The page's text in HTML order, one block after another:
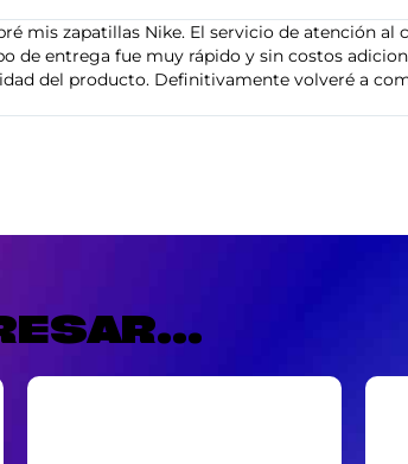
mis zapatillas Nike. El servicio de atención al
entrega fue muy rápido y sin costos
del producto. Definitivamente volveré a